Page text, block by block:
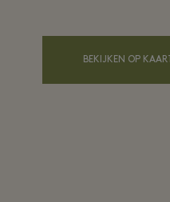
BEKIJKEN OP KAART